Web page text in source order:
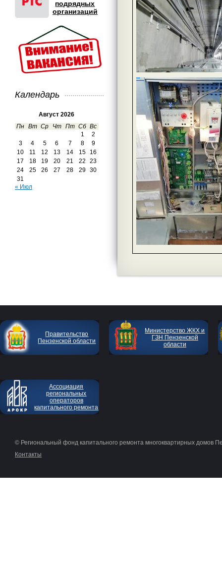
подрядных
организаций
Календарь
Август 2026
Пн Вт Ср Чт Пт Сб Вс
1
2
3
4 5 6 7 8
9
10
11 12 13 14 15
16
17
18 19 20 21 22
23
24
25 26 27 28 29
30
31
« Июл
Правительство
Пензенской области
Министерство ЖКХ и
ГЗН Пензенской
области
Ассоциация
региональных
операторов
капитального ремонта
© Региональный фонд капитального ремонта многоквартирных домов
Контакты